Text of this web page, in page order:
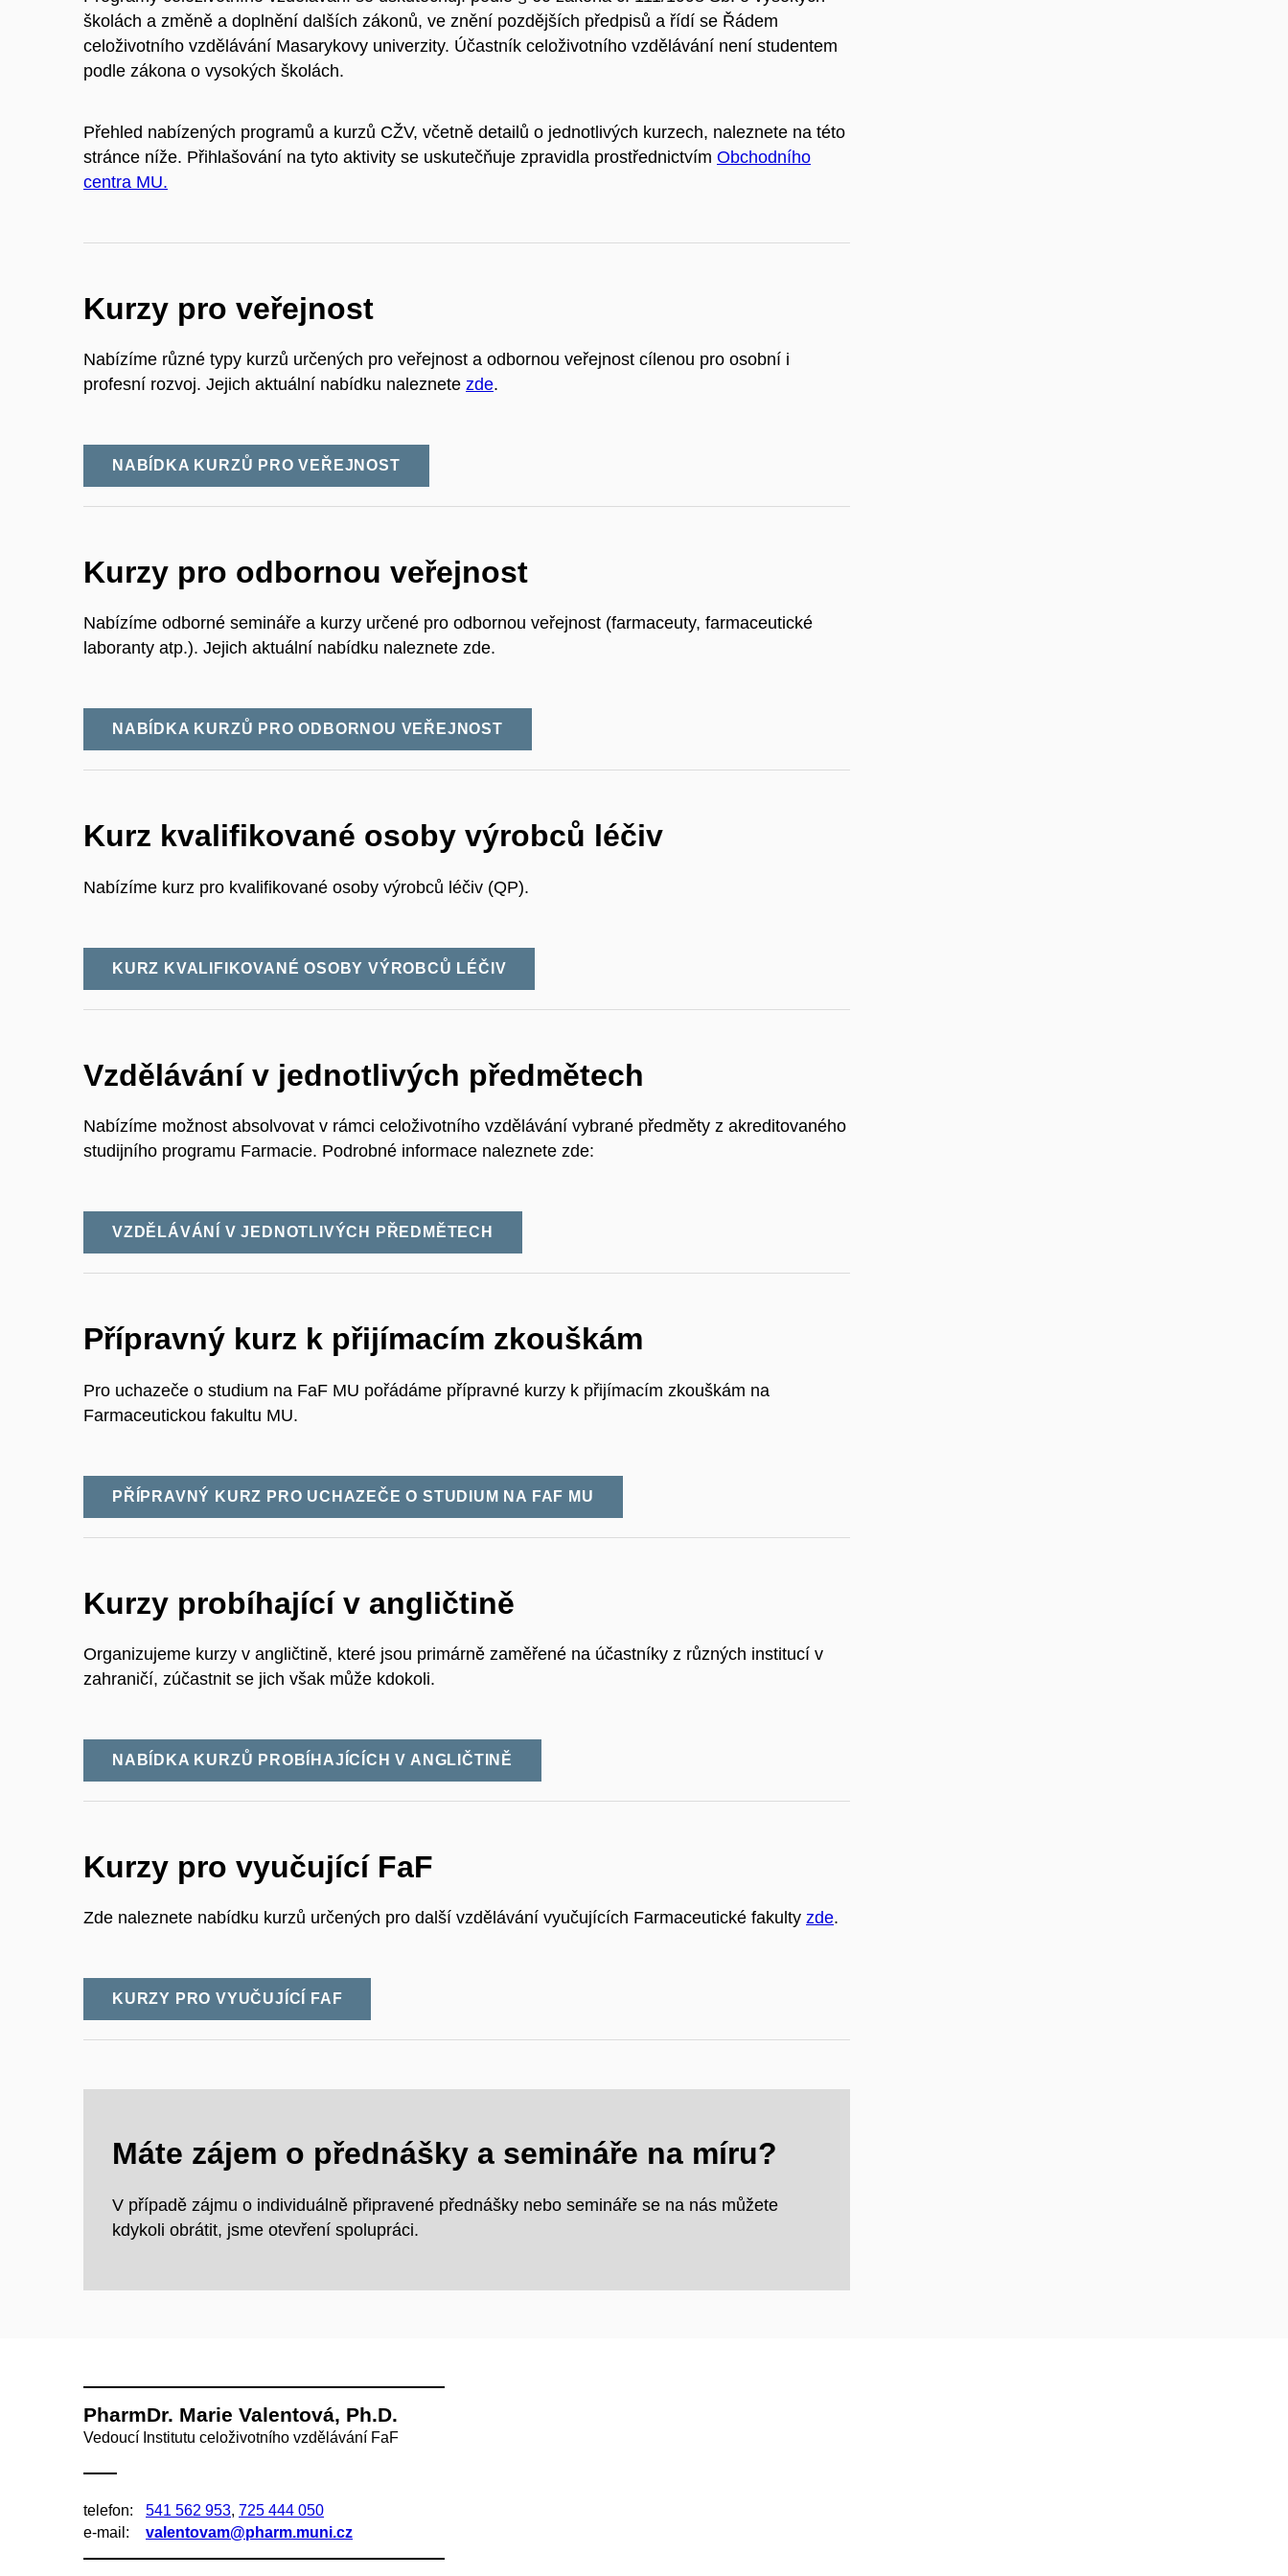
školách a změně a doplnění dalších zákonů, ve znění pozdějších předpisů a řídí se Řádem
celoživotního vzdělávání Masarykovy univerzity. Účastník celoživotního vzdělávání není studentem
podle zákona o vysokých školách.
Přehled nabízených programů a kurzů CŽV, včetně detailů o jednotlivých kurzech, naleznete na této
stránce níže. Přihlašování na tyto aktivity se uskutečňuje zpravidla prostřednictvím Obchodního
centra MU.
Kurzy pro veřejnost
Nabízíme různé typy kurzů určených pro veřejnost a odbornou veřejnost cílenou pro osobní i
profesní rozvoj. Jejich aktuální nabídku naleznete zde.
NABÍDKA KURZŮ PRO VEŘEJNOST
Kurzy pro odbornou veřejnost
Nabízíme odborné semináře a kurzy určené pro odbornou veřejnost (farmaceuty, farmaceutické
laboranty atp.). Jejich aktuální nabídku naleznete zde.
NABÍDKA KURZŮ PRO ODBORNOU VEŘEJNOST
Kurz kvalifikované osoby výrobců léčiv
Nabízíme kurz pro kvalifikované osoby výrobců léčiv (QP).
KURZ KVALIFIKOVANÉ OSOBY VÝROBCŮ LÉČIV
Vzdělávání v jednotlivých předmětech
Nabízíme možnost absolvovat v rámci celoživotního vzdělávání vybrané předměty z akreditovaného
studijního programu Farmacie. Podrobné informace naleznete zde:
VZDĚLÁVÁNÍ V JEDNOTLIVÝCH PŘEDMĚTECH
Přípravný kurz k přijímacím zkouškám
Pro uchazeče o studium na FaF MU pořádáme přípravné kurzy k přijímacím zkouškám na
Farmaceutickou fakultu MU.
PŘÍPRAVNÝ KURZ PRO UCHAZEČE O STUDIUM NA FAF MU
Kurzy probíhající v angličtině
Organizujeme kurzy v angličtině, které jsou primárně zaměřené na účastníky z různých institucí v
zahraničí, zúčastnit se jich však může kdokoli.
NABÍDKA KURZŮ PROBÍHAJÍCÍCH V ANGLIČTINĚ
Kurzy pro vyučující FaF
Zde naleznete nabídku kurzů určených pro další vzdělávání vyučujících Farmaceutické fakulty zde.
KURZY PRO VYUČUJÍCÍ FAF
Máte zájem o přednášky a semináře na míru?
V případě zájmu o individuálně připravené přednášky nebo semináře se na nás můžete
kdykoli obrátit, jsme otevření spolupráci.
PharmDr. Marie Valentová, Ph.D.
Vedoucí Institutu celoživotního vzdělávání FaF
telefon: 541 562 953, 725 444 050
e‑mail:
valentovam@pharm.muni.cz